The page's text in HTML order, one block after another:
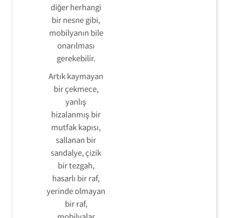
diğer herhangi
bir nesne gibi,
mobilyanın bile
onarılması
gerekebilir.
Artık kaymayan
bir çekmece,
yanlış
hizalanmış bir
mutfak kapısı,
sallanan bir
sandalye, çizik
bir tezgah,
hasarlı bir raf,
yerinde olmayan
bir raf,